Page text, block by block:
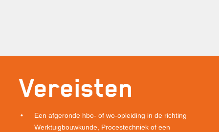
Vereisten
Een afgeronde hbo- of wo-opleiding in de richting
Werktuigbouwkunde, Procestechniek of een